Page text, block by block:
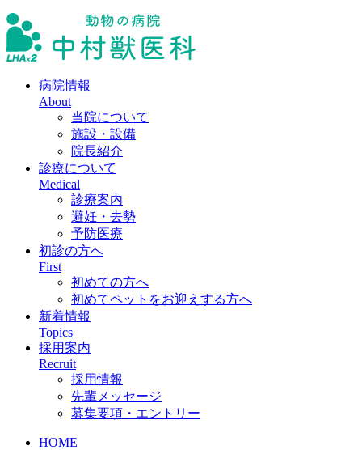
病院情報
About
当院について
施設・設備
院長紹介
診療について
Medical
診療案内
避妊・去勢
予防医療
初診の方へ
First
初めての方へ
初めてペットをお迎えする方へ
新着情報
Topics
採用案内
Recruit
採用情報
先輩メッセージ
募集要項・エントリー
HOME